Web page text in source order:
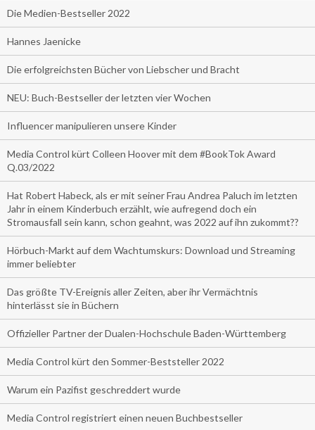
Die Medien-Bestseller 2022
Hannes Jaenicke
Die erfolgreichsten Bücher von Liebscher und Bracht
NEU: Buch-Bestseller der letzten vier Wochen
Influencer manipulieren unsere Kinder
Media Control kürt Colleen Hoover mit dem #BookTok Award
Q.03/2022
Hat Robert Habeck, als er mit seiner Frau Andrea Paluch im letzten
Jahr in einem Kinderbuch erzählt, wie aufregend doch ein
Stromausfall sein kann, schon geahnt, was 2022 auf ihn zukommt??
Hörbuch-Markt auf dem Wachtumskurs: Download und Streaming
immer beliebter
Das größte TV-Ereignis aller Zeiten, aber ihr Vermächtnis
hinterlässt sie in Büchern
Offizieller Partner der Dualen-Hochschule Baden-Württemberg
Media Control kürt den Sommer-Beststeller 2022
Warum ein Pazifist geschreddert wurde
Media Control registriert einen neuen Buchbestseller